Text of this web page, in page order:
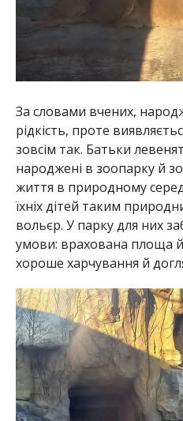
За словами вчених,
рідкість, проте
зовсім так. Батьки
народжені в зоопарку й
життя в природному
їхніх дітей таким
вольєр. У парку для них
умови: врахована площа
хороше харчування й